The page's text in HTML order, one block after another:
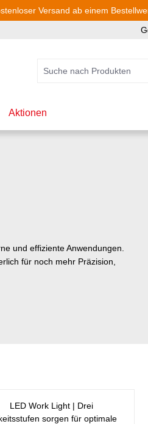
Versand ab einem
Aktionen
und effiziente Anwendungen.
für noch mehr Präzision,